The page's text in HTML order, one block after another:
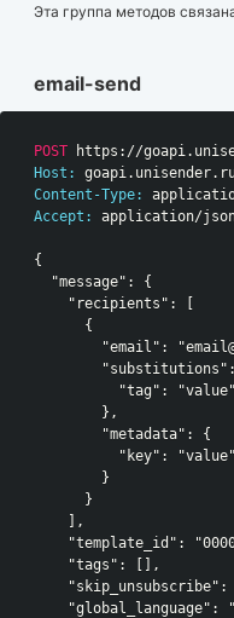
Эта группа методов
email-send
POST https://
Host:
Content-Type:
Accept:
application/
{
  "message": {
    "recipients": [
      {
"email":
          "tag": "value"
        },
        "metadata": {
          "key": "value"
        }
      }
    ],
"template_id":
    "tags": [],
"skip_unsubscribe":
"global_language":